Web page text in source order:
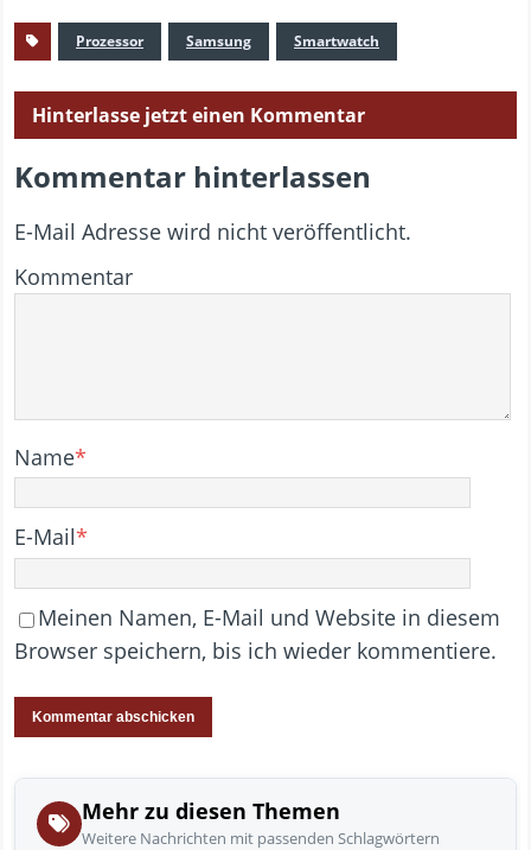
Prozessor Samsung Smartwatch
Hinterlasse jetzt einen Kommentar
Kommentar hinterlassen
E-Mail Adresse wird nicht veröffentlicht.
Kommentar
Name*
E-Mail*
Meinen Namen, E-Mail und Website in diesem
Browser speichern, bis ich wieder kommentiere.
Mehr zu diesen Themen
Weitere Nachrichten mit passenden Schlagwörtern